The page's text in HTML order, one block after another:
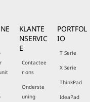
KLANTE
NSERVIC
E
Contactee
r ons
Onderste
uning
PORTFOL
IO
T Serie
X Serie
ThinkPad
IdeaPad